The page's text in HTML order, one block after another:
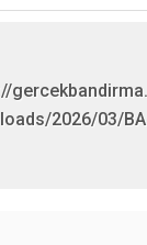
2026/03/